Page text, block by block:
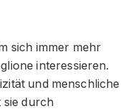
sich immer mehr
interessieren.
und menschliche
sie durch